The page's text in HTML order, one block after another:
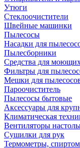
Утюги
Стеклоочистители
Швейные машинки
Пылесосы
Насадки для
Пылесборники
Средства для
Фильтры для
Мешки для
Пароочиститель
Пылесосы бытовые
Аксессуары для
Климатическая
Вентиляторы
Сушилки для рук
Термометры,